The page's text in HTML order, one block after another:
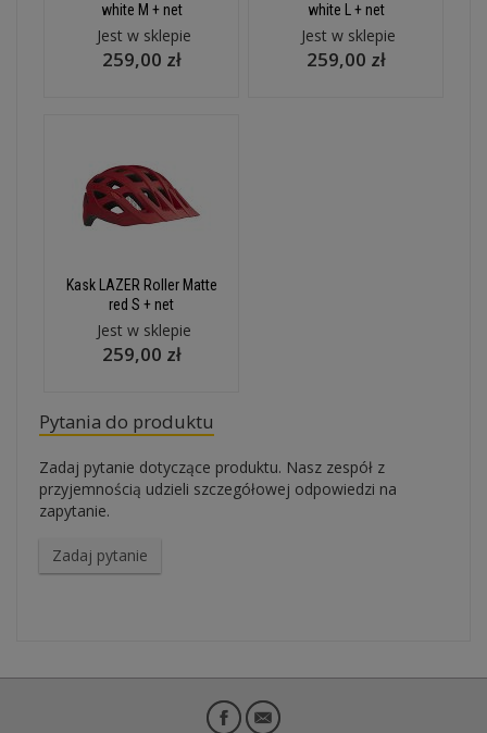
white M + net
Jest w sklepie
259,00 zł
white L + net
Jest w sklepie
259,00 zł
Kask LAZER Roller Matte
red S + net
Jest w sklepie
259,00 zł
Pytania do produktu
Zadaj pytanie dotyczące produktu. Nasz zespół z
przyjemnością udzieli szczegółowej odpowiedzi na
zapytanie.
Zadaj pytanie